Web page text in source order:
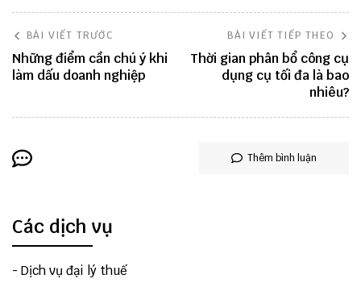
BÀI VIẾT TRƯỚC
Những điểm cần chú ý khi
làm dấu doanh nghiệp
BÀI VIẾT TIẾP THEO
Thời gian phân bổ công cụ
dụng cụ tối đa là bao
nhiêu?
Thêm bình luận
Các dịch vụ
- Dịch vụ đại lý thuế